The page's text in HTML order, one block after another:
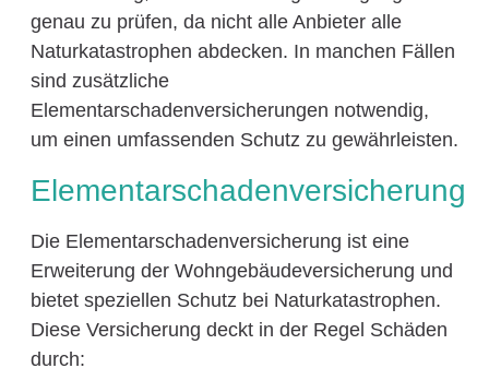
genau zu prüfen, da nicht alle Anbieter alle
Naturkatastrophen abdecken. In manchen Fällen
sind zusätzliche
Elementarschadenversicherungen notwendig,
um einen umfassenden Schutz zu gewährleisten.
Elementarschadenversicherung
Die Elementarschadenversicherung ist eine
Erweiterung der Wohngebäudeversicherung und
bietet speziellen Schutz bei Naturkatastrophen.
Diese Versicherung deckt in der Regel Schäden
durch: